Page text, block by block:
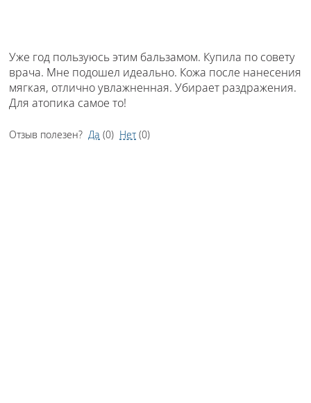
Отзыв полезен?Да (0) Нет (0)
Уже год пользуюсь этим бальзамом. Купила по совету
врача. Мне подошел идеально. Кожа после нанесения
мягкая, отлично увлажненная. Убирает раздражения.
Для атопика самое то!